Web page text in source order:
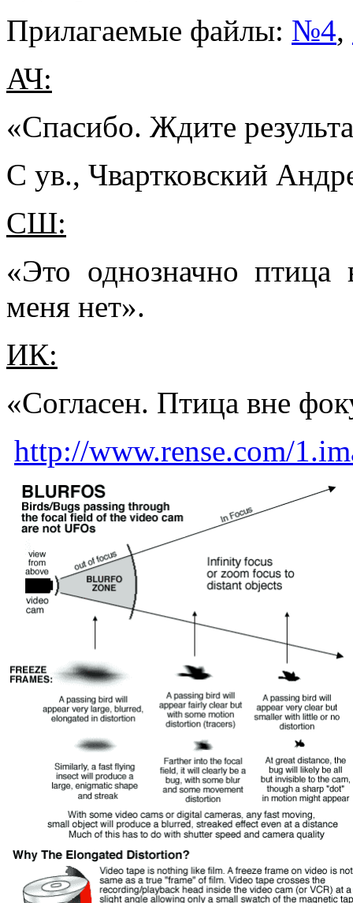
Прилагаемые файлы: №4,
АЧ:
«Спасибо. Ждите
С ув., Чвартковский
СШ:
«Это однозначно птица
меня нет».
ИК:
«Согласен. Птица вне
http://www.rense.com/